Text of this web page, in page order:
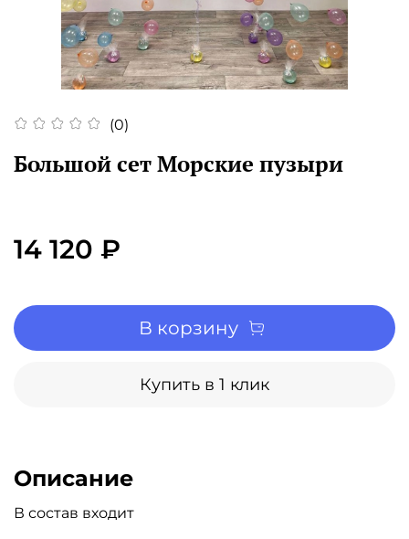
(0)
Большой сет Морские пузыри
14 120 ₽
В корзину
Купить в 1 клик
Описание
В состав входит